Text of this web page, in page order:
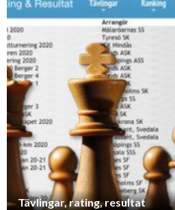
Tävlingar, rating, resultat